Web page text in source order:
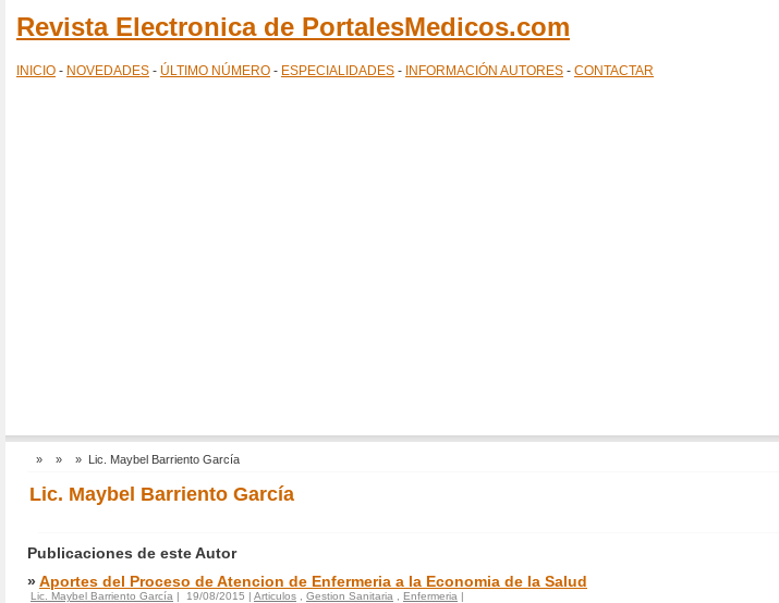
Revista Electronica de PortalesMedicos.com
INICIO - NOVEDADES - ÚLTIMO NÚMERO - ESPECIALIDADES - INFORMACIÓN AUTORES - CONTACTAR
» » » Lic. Maybel Barriento García
Lic. Maybel Barriento García
Publicaciones de este Autor
»Aportes del Proceso de Atencion de Enfermeria a la Economia de la Salud
Lic. Maybel Barriento García | 19/08/2015 | Articulos Gestion Sanitaria Enfermeria |